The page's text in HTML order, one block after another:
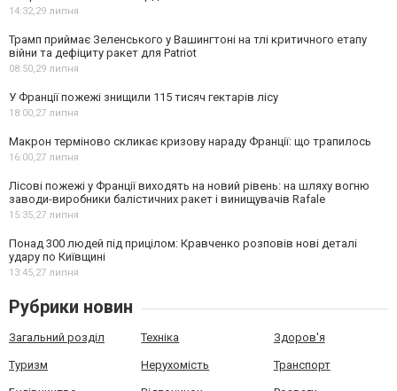
14:32,29 липня
Трамп приймає Зеленського у Вашингтоні на тлі критичного етапу
війни та дефіциту ракет для Patriot
08:50,29 липня
У Франції пожежі знищили 115 тисяч гектарів лісу
18:00,27 липня
Макрон терміново скликає кризову нараду Франції: що трапилось
16:00,27 липня
Лісові пожежі у Франції виходять на новий рівень: на шляху вогню
заводи-виробники балістичних ракет і винищувачів Rafale
15:35,27 липня
Понад 300 людей під прицілом: Кравченко розповів нові деталі
удару по Київщині
13:45,27 липня
Рубрики новин
Загальний розділ Техніка Здоров'я
Туризм Нерухомість Транспорт